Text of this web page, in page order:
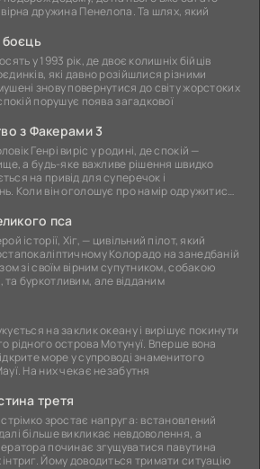
вірна дружина Пенелопа. Та шлях, який
у 1993 рік, де двоє колишніх бійців
які давно розійшлися різними
знову повернутися до світу жорстоких
порушує поява загадкової
з Факерами 3
Генрі виріс у родині, де спокій —
а будь-яке важливе рішення швидко
на привід для суперечок і
Коли він оголошує про намір одружитися,
пса
історії, Хіг, — цивільний пілот, який
Колорадо на занедбаній
зі своїм вірним супутником, собакою
буркотливим, але відданим
на заклик океану і вирішує покинути
рідного острова Мотунуї. Вперше вона
море у супроводі знаменитого
На них чекає незабутня
третя
стрімко зростає напруга: встановлений
більше викликає невдоволення, а
починає згущуватися павутина
Йому доводиться тримати ситуацію